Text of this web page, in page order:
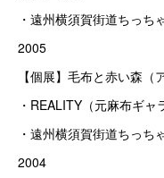
・遠州横須賀街道ちっち
2005
【個展】毛布と赤い森（
・REALITY（元麻布ギャ
・遠州横須賀街道ちっち
2004